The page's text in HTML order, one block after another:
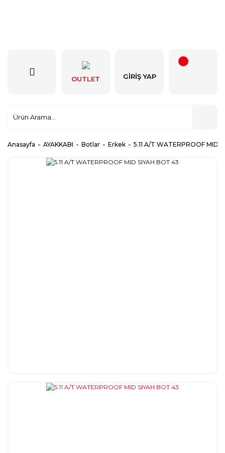
OUTLET GIRIŞ YAP
Anasayfa AYAKKABI Botlar Erkek 5.11 A/T WATERPROOF MID